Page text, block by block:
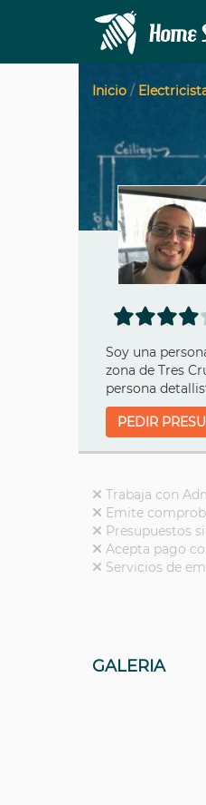
Inicio /
Soy una
zona de Tres
persona
PEDIR
Trabaja con
Emite
Presupuestos
Acepta pago
Servicios de
GALERIA